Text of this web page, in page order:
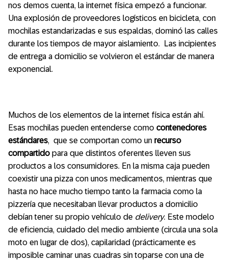
nos demos cuenta, la internet física empezó a funcionar.
Una explosión de proveedores logísticos en bicicleta, con
mochilas estandarizadas e sus espaldas, dominó las calles
durante los tiempos de mayor aislamiento. Las incipientes
de entrega a domicilio se volvieron el estándar de manera
exponencial.
Muchos de los elementos de la internet física están ahí.
Esas mochilas pueden entenderse como contenedores
estándares, que se comportan como un recurso
compartido para que distintos oferentes lleven sus
productos a los consumidores. En la misma caja pueden
coexistir una pizza con unos medicamentos, mientras que
hasta no hace mucho tiempo tanto la farmacia como la
pizzería que necesitaban llevar productos a domicilio
debían tener su propio vehículo de delivery. Este modelo
de eficiencia, cuidado del medio ambiente (circula una sola
moto en lugar de dos), capilaridad (prácticamente es
imposible caminar unas cuadras sin toparse con una de